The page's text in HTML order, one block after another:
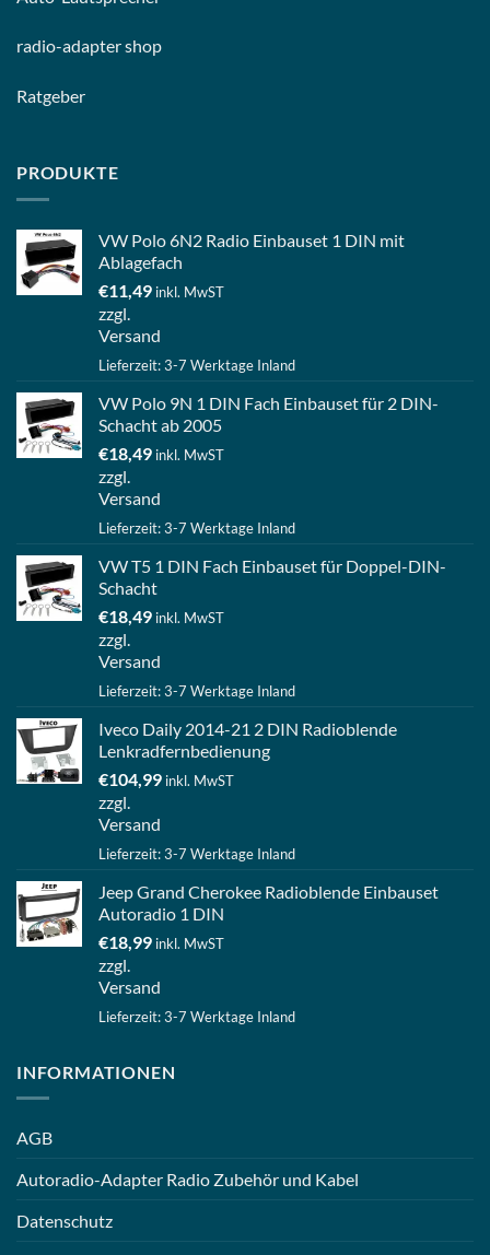
radio-adapter shop
Ratgeber
PRODUKTE
VW Polo 6N2 Radio Einbauset 1 DIN mit
Ablagefach
€11,49 inkl. MwST
zzgl.
Versand
Lieferzeit: 3-7 Werktage Inland
VW Polo 9N 1 DIN Fach Einbauset für 2 DIN-
Schacht ab 2005
€18,49 inkl. MwST
zzgl.
Versand
Lieferzeit: 3-7 Werktage Inland
VW T5 1 DIN Fach Einbauset für Doppel-DIN-
Schacht
€18,49 inkl. MwST
zzgl.
Versand
Lieferzeit: 3-7 Werktage Inland
Iveco Daily 2014-21 2 DIN Radioblende
Lenkradfernbedienung
€104,99 inkl. MwST
zzgl.
Versand
Lieferzeit: 3-7 Werktage Inland
Jeep Grand Cherokee Radioblende Einbauset
Autoradio 1 DIN
€18,99 inkl. MwST
zzgl.
Versand
Lieferzeit: 3-7 Werktage Inland
INFORMATIONEN
AGB
Autoradio-Adapter Radio Zubehör und Kabel
Datenschutz